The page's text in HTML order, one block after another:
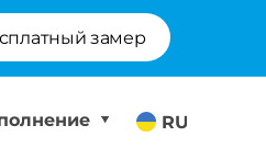
замер
RU